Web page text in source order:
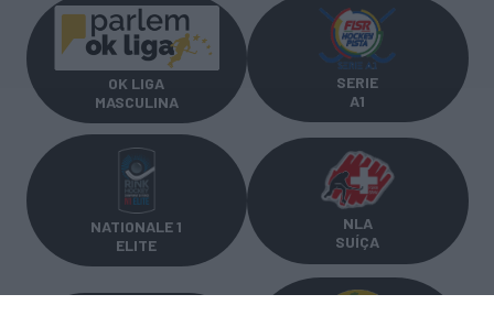
OK LIGA
MASCULINA
SERIE
A1
NATIONALE 1
ELITE
NLA
SUÍÇA